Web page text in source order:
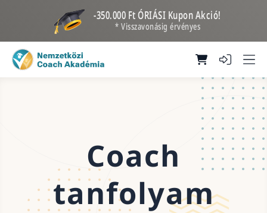
-350.000 Ft ÓRIÁSI Kupon Akció!
* Visszavonásig érvényes
Coach
tanfolyam